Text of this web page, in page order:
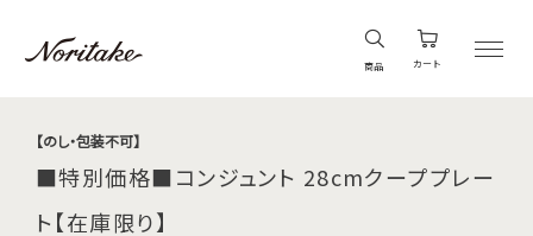
商品 カート
【のし・包装不可】
■特別価格■コンジュント 28cmクーププレー
ト【在庫限り】